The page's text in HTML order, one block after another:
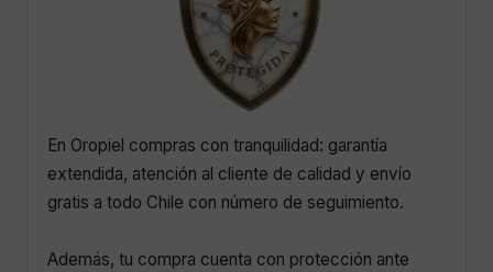
En Oropiel compras con tranquilidad: garantía
extendida, atención al cliente de calidad y envío
gratis a todo Chile con número de seguimiento.
Además, tu compra cuenta con protección ante